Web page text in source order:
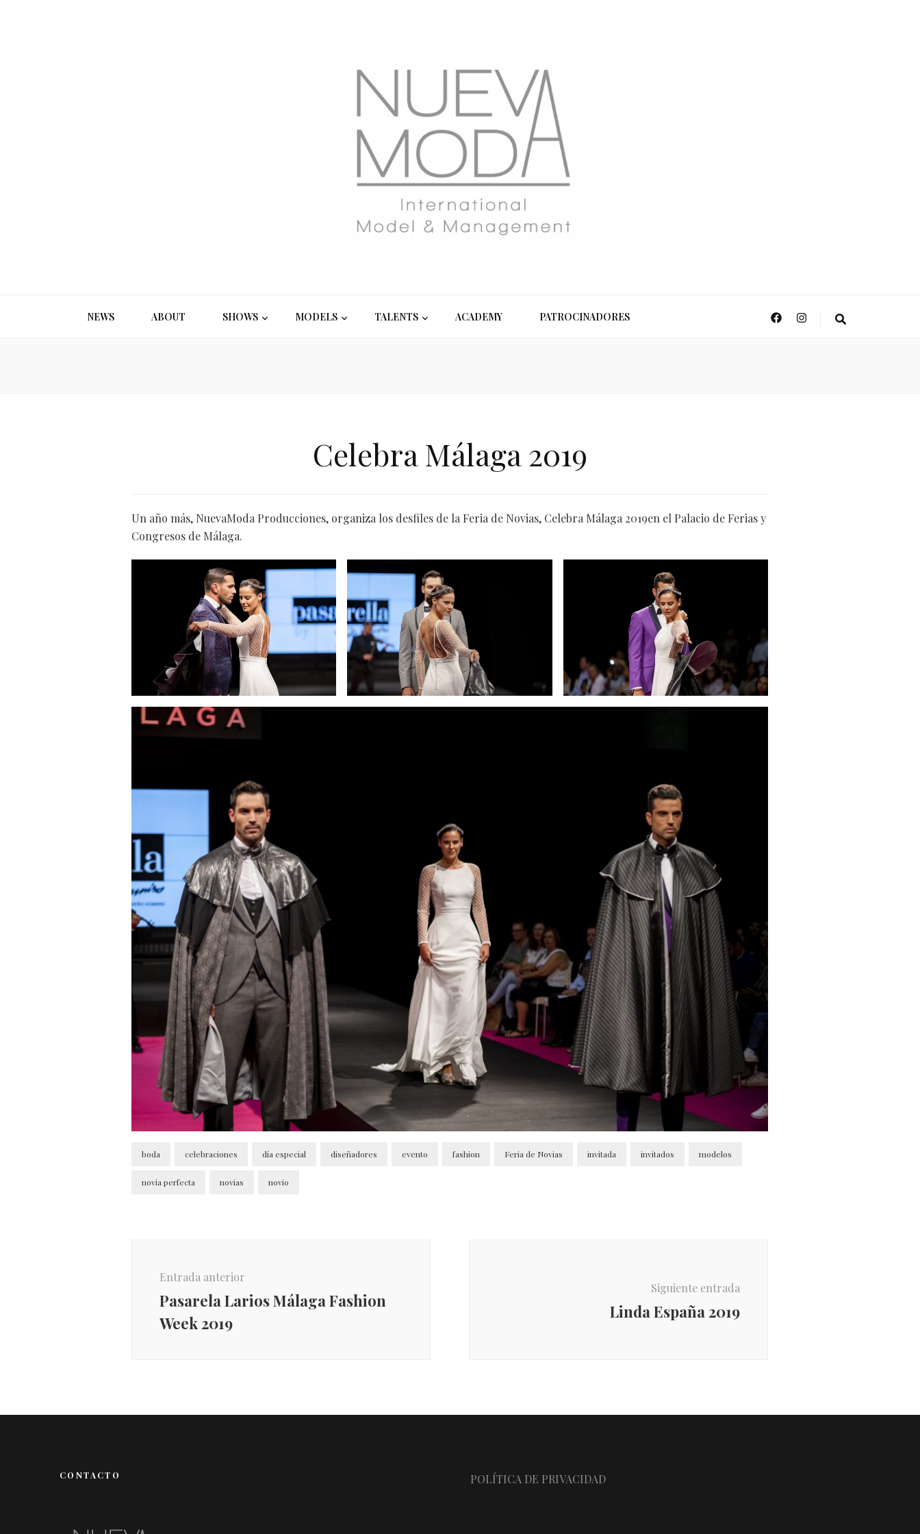
NEWS ABOUT SHOWS MODELS TALENTS ACADEMY PATROCINADORES
Celebra Málaga 2019
Un año más, NuevaModa Producciones, organiza los desfiles de la Feria de Novias, Celebra Málaga 2019en el Palacio de Ferias y
Congresos de Málaga.
boda celebraciones día especial diseñadores evento fashion Feria de Novias invitada invitados modelos
novia perfecta novias novio
entradas
Entrada anterior
Pasarela Larios Málaga Fashion
Week 2019
Siguiente entrada
Linda España 2019
CONTACTO POLÍTICA DE PRIVACIDAD